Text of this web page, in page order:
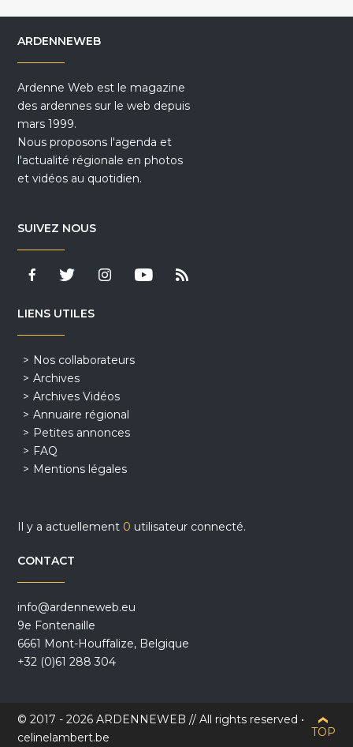
ARDENNEWEB
Ardenne Web est le magazine
des ardennes sur le web depuis
mars 1999.
Nous proposons l'agenda et
l'actualité régionale en photos
et vidéos au quotidien.
SUIVEZ NOUS
LIENS UTILES
Nos collaborateurs
Archives
Archives Vidéos
Annuaire régional
Petites annonces
FAQ
Mentions légales
Il y a actuellement 0 utilisateur connecté.
CONTACT
info@ardenneweb.eu
9e Fontenaille
6661 Mont-Houffalize, Belgique
+32 (0)61 288 304
© 2017 - 2026 ARDENNEWEB // All rights reserved •
celinelambert.be
TOP